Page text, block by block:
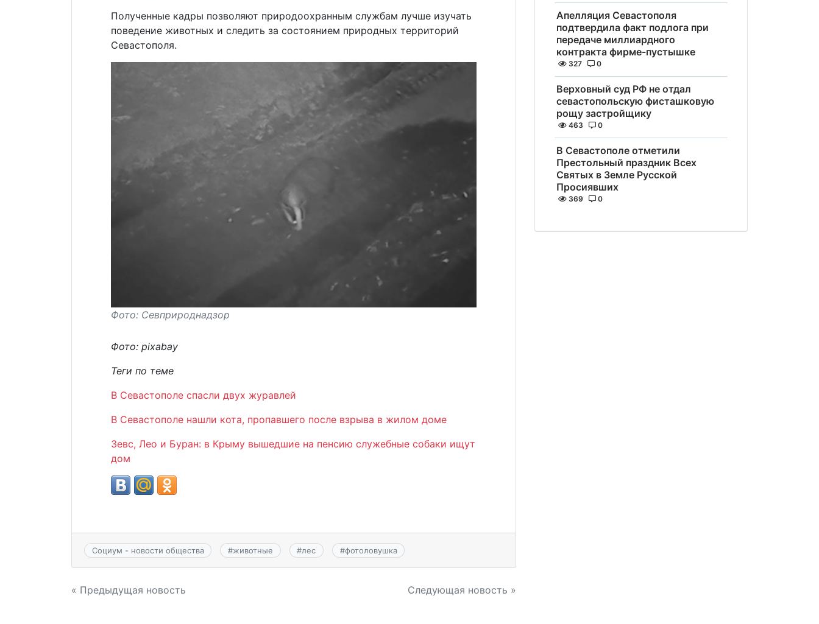
Полученные кадры позволяют природоохранным службам лучше изучать
поведение животных и следить за состоянием природных территорий
Севастополя.
Фото: Севприроднадзор
Фото: pixabay
Теги по теме
В Севастополе спасли двух журавлей
В Севастополе нашли кота, пропавшего после взрыва в жилом доме
Зевс, Лео и Буран: в Крыму вышедшие на пенсию служебные собаки ищут
дом
Социум - новости общества #животные #лес #фотоловушка
Навигация
« Предыдущая новость Следующая новость »
Апелляция Севастополя
подтвердила факт подлога при
передаче миллиардного
контракта фирме-пустышке
327 0
Верховный суд РФ не отдал
севастопольскую фисташковую
рощу застройщику
463 0
В Севастополе отметили
Престольный праздник Всех
Святых в Земле Русской
Просиявших
369 0